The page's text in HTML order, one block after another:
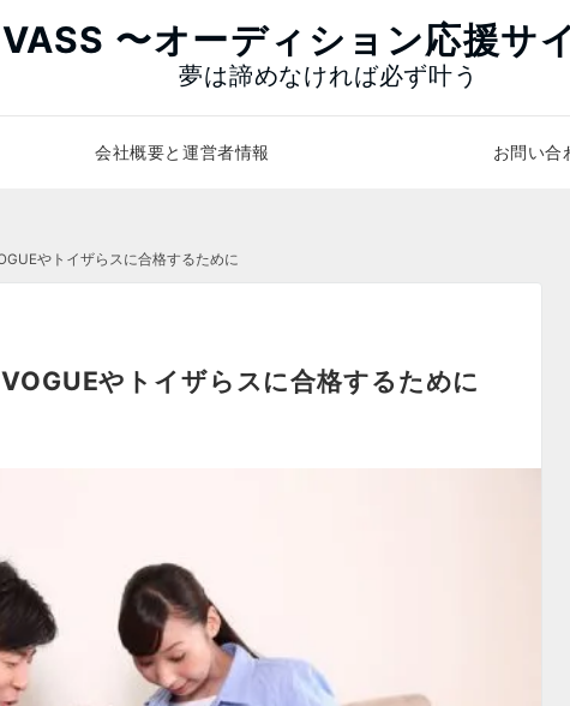
VASS 〜オーディション応援サ
夢は諦めなければ必ず叶う
会社概要と運営者情報 お問い合
やトイザらスに合格するために
やトイザらスに合格するために